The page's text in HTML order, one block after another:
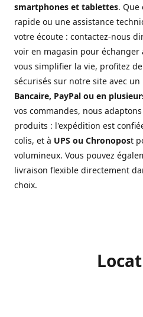
smartphones et tablettes. Que
rapide ou une assistance
votre écoute : contactez-nous
voir en magasin pour échanger
vous simplifier la vie, profitez
sécurisés sur notre site avec
Bancaire, PayPal ou en
vos commandes, nous
produits : l'expédition est
colis, et à UPS ou Chronopost
volumineux. Vous pouvez
livraison flexible directement
choix.